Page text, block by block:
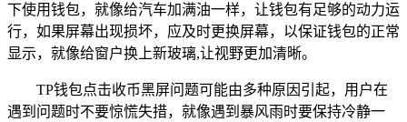
下使用钱包，就像给汽车加满油一样，让钱包有足够的动力运
行，如果屏幕出现损坏，应及时更换屏幕，以保证钱包的正常
显示，就像给窗户换上新玻璃,让视野更加清晰。
TP钱包点击收币黑屏问题可能由多种原因引起，用户在
遇到问题时不要惊慌失措，就像遇到暴风雨时要保持冷静一